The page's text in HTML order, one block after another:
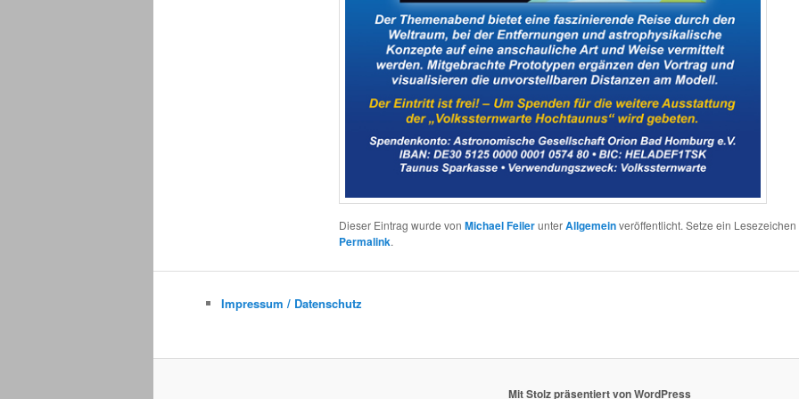
Dieser Eintrag wurde von Michael FeilerunterAllgemeinveröffentlicht. Setze ein Lesezeichen
Permalink.
Impressum / Datenschutz
Mit Stolz präsentiert von WordPress